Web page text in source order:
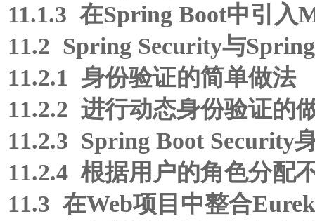
11.1.3 在Spring Boot中引
11.2 Spring Security与
11.2.1 身份验证的简单做法
11.2.2 进行动态身份验证的
11.2.3 Spring Boot
11.2.4 根据用户的角色分配
11.3 在Web项目中整合